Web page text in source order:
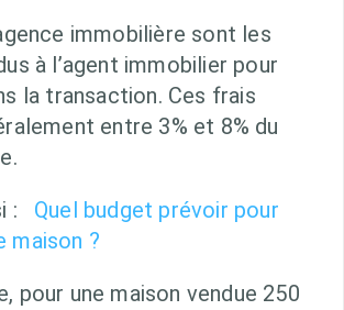
immobilière sont les
à l’agent immobilier pour
la transaction. Ces frais
entre 3% et 8% du
:
Quel budget prévoir pour
maison ?
pour une maison vendue 250